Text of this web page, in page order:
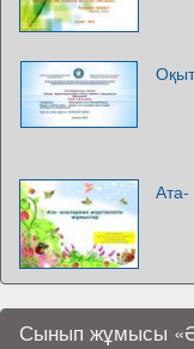
Ата-
Сынып жұмысы